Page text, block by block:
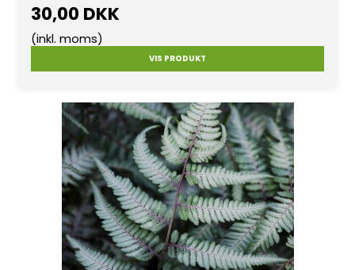
30,00 DKK
(inkl. moms)
VIS PRODUKT